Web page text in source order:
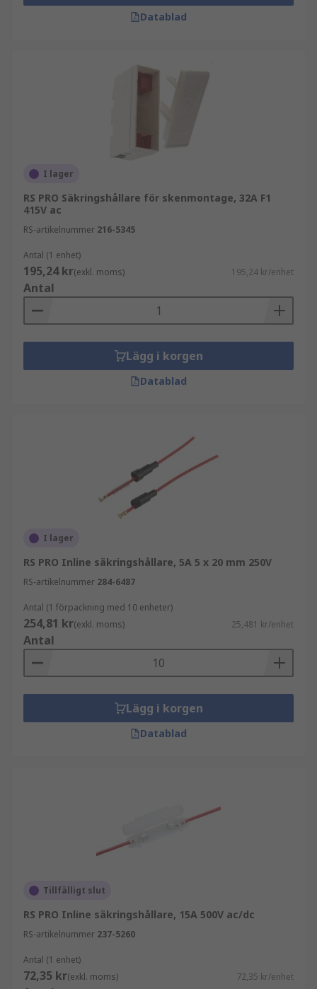
Datablad
I lager
RS PRO Säkringshållare för skenmontage, 32A F1
415V ac
RS-artikelnummer 216-5345
Antal (1 enhet)
195,24 kr(exkl. moms) 195,24 kr/enhet
Antal
Lägg i korgen
Datablad
I lager
RS PRO Inline säkringshållare, 5A 5 x 20 mm 250V
RS-artikelnummer 284-6487
Antal (1 förpackning med 10 enheter)
254,81 kr(exkl. moms) 25,481 kr/enhet
Antal
Lägg i korgen
Datablad
Tillfälligt slut
RS PRO Inline säkringshållare, 15A 500V ac/dc
RS-artikelnummer 237-5260
Antal (1 enhet)
72,35 kr(exkl. moms) 72,35 kr/enhet